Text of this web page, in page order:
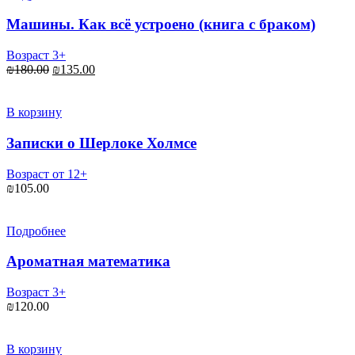
Машины. Как всё устроено (книга с браком)
Возраст 3+
₪180.00 Первоначальная
₪180.00.
₪135.00Текущая
В корзину
Записки о Шерлоке Холмсе
Возраст от 12+
₪105.00
Подробнее
Ароматная математика
Возраст 3+
₪120.00
В корзину